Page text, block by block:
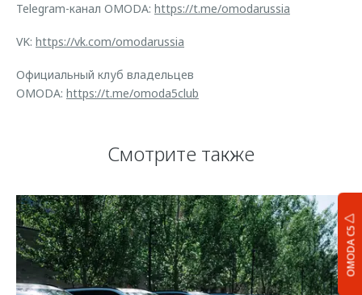
OMODA C5
Telegram-канал OMODA: https://t.me/omodarussia
VK: https://vk.com/omodarussia
Официальный клуб владельцев
OMODA: https://t.me/omoda5club
Смотрите также